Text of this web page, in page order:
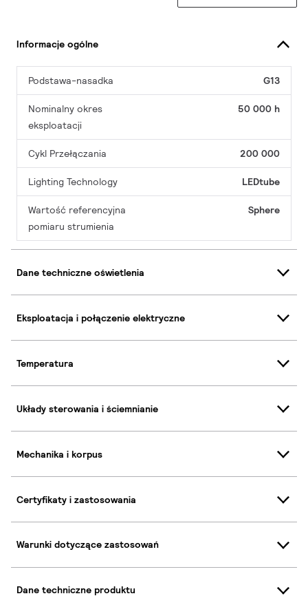
Informacje ogólne
Podstawa-nasadka G13
Nominalny okres
eksploatacji
50 000 h
Cykl Przełączania 200 000
Lighting Technology LEDtube
Wartość referencyjna
pomiaru strumienia
Sphere
Dane techniczne oświetlenia
Eksploatacja i połączenie elektryczne
Temperatura
Układy sterowania i ściemnianie
Mechanika i korpus
Certyfikaty i zastosowania
Warunki dotyczące zastosowań
Dane techniczne produktu